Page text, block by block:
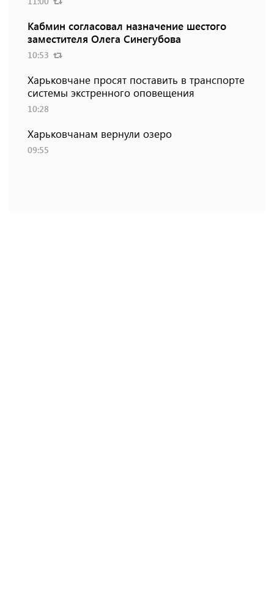
Кабмин согласовал назначение шестого
заместителя Олега Синегубова
10:53
Харьковчане просят поставить в транспорте
системы экстренного оповещения
10:28
Харьковчанам вернули озеро
09:55